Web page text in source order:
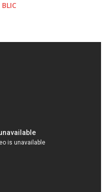
BLIC